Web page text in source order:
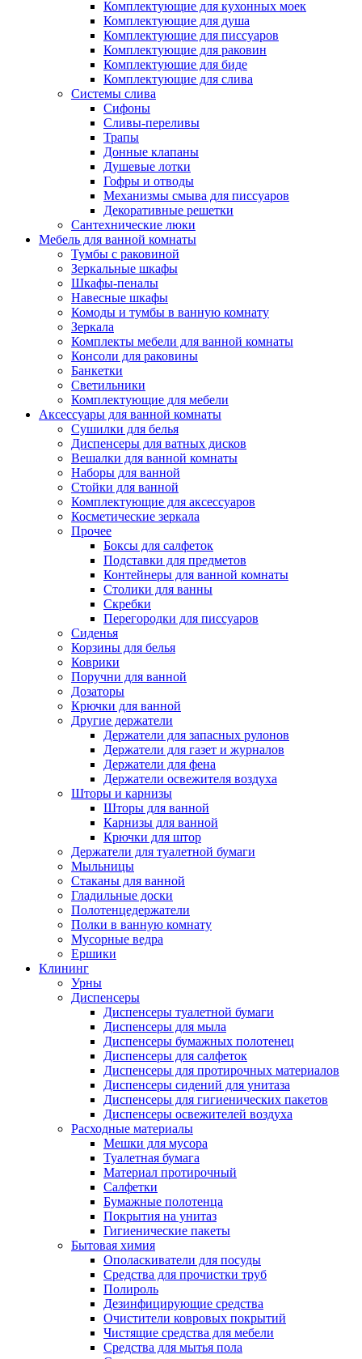
Комплектующие для кухонных моек
Комплектующие для душа
Комплектующие для писсуаров
Комплектующие для раковин
Комплектующие для биде
Комплектующие для слива
Системы слива
Сифоны
Сливы-переливы
Трапы
Донные клапаны
Душевые лотки
Гофры и отводы
Механизмы смыва для писсуаров
Декоративные решетки
Сантехнические люки
Мебель для ванной комнаты
Тумбы с раковиной
Зеркальные шкафы
Шкафы-пеналы
Навесные шкафы
Комоды и тумбы в ванную комнату
Зеркала
Комплекты мебели для ванной комнаты
Консоли для раковины
Банкетки
Светильники
Комплектующие для мебели
Аксессуары для ванной комнаты
Сушилки для белья
Диспенсеры для ватных дисков
Вешалки для ванной комнаты
Наборы для ванной
Стойки для ванной
Комплектующие для аксессуаров
Косметические зеркала
Прочее
Боксы для салфеток
Подставки для предметов
Контейнеры для ванной комнаты
Столики для ванны
Скребки
Перегородки для писсуаров
Сиденья
Корзины для белья
Коврики
Поручни для ванной
Дозаторы
Крючки для ванной
Другие держатели
Держатели для запасных рулонов
Держатели для газет и журналов
Держатели для фена
Держатели освежителя воздуха
Шторы и карнизы
Шторы для ванной
Карнизы для ванной
Крючки для штор
Держатели для туалетной бумаги
Мыльницы
Стаканы для ванной
Гладильные доски
Полотенцедержатели
Полки в ванную комнату
Мусорные ведра
Ершики
Клининг
Урны
Диспенсеры
Диспенсеры туалетной бумаги
Диспенсеры для мыла
Диспенсеры бумажных полотенец
Диспенсеры для салфеток
Диспенсеры для протирочных материалов
Диспенсеры сидений для унитаза
Диспенсеры для гигиенических пакетов
Диспенсеры освежителей воздуха
Расходные материалы
Мешки для мусора
Туалетная бумага
Материал протирочный
Салфетки
Бумажные полотенца
Покрытия на унитаз
Гигиенические пакеты
Бытовая химия
Ополаскиватели для посуды
Средства для прочистки труб
Полироль
Дезинфицирующие средства
Очистители ковровых покрытий
Чистящие средства для мебели
Средства для мытья пола